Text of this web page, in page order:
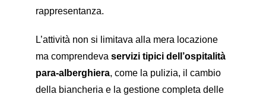
rappresentanza.
L’attività non si limitava alla mera locazione
ma comprendeva servizi tipici dell’ospitalità
para-alberghiera, come la pulizia, il cambio
della biancheria e la gestione completa delle